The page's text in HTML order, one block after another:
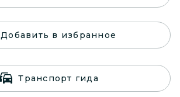
Добавить в избранное
Транспорт гида